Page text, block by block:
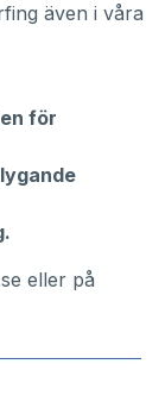
även i våra
för
.
eller på